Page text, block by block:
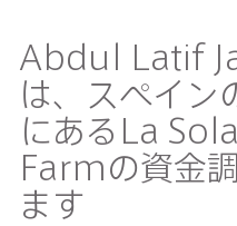
Abdul Latif
は、スペイン
にあるLa
Farmの資金
ます